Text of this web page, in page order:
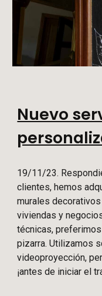
Nuevo
19/11/23.
clientes, hemos
murales
viviendas y
técnicas,
pizarra. Utilizamos
videoproyección,
¡antes de iniciar el